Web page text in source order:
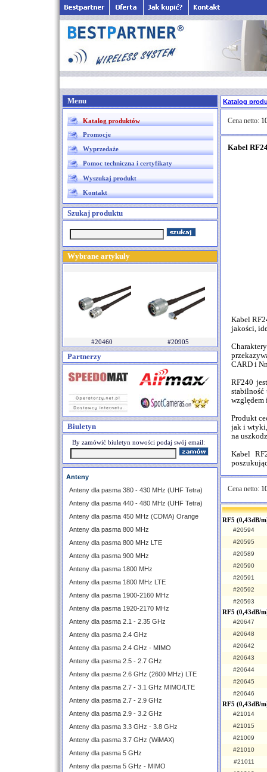
Menu
Katalog produktów
Promocje
Wyprzedaże
Pomoc techniczna i certyfikaty
Wyszukaj produkt
Kontakt
Szukaj produktu
Wybrane artykuły
#20460 #20905
Partnerzy
Biuletyn
By zamówić biuletyn nowości podaj swój email:
Anteny
Anteny dla pasma 380 - 430 MHz (UHF Tetra)
Anteny dla pasma 440 - 480 MHz (UHF Tetra)
Anteny dla pasma 450 MHz (CDMA) Orange
Anteny dla pasma 800 MHz
Anteny dla pasma 800 MHz LTE
Anteny dla pasma 900 MHz
Anteny dla pasma 1800 MHz
Anteny dla pasma 1800 MHz LTE
Anteny dla pasma 1900-2160 MHz
Anteny dla pasma 1920-2170 MHz
Anteny dla pasma 2.1 - 2.35 GHz
Anteny dla pasma 2.4 GHz
Anteny dla pasma 2.4 GHz - MIMO
Anteny dla pasma 2.5 - 2.7 GHz
Anteny dla pasma 2.6 GHz (2600 MHz) LTE
Anteny dla pasma 2.7 - 3.1 GHz MIMO/LTE
Anteny dla pasma 2.7 - 2.9 GHz
Anteny dla pasma 2.9 - 3.2 GHz
Anteny dla pasma 3.3 GHz - 3.8 GHz
Anteny dla pasma 3.7 GHz (WiMAX)
Anteny dla pasma 5 GHz
Anteny dla pasma 5 GHz - MIMO
Katalog
Cena netto:
Kabel
Kabel
jakości,
CARD i
RF240
stabilność
względem
Produkt
jak i wtyki,
na
Kabel
Cena netto:
RF5 (0,43dB/
#20594
#20595
#20589
#20590
#20591
#20592
#20593
RF5 (0,43dB/
#20647
#20648
#20642
#20643
#20644
#20645
#20646
RF5 (0,43dB/
#21014
#21015
#21009
#21010
#21011